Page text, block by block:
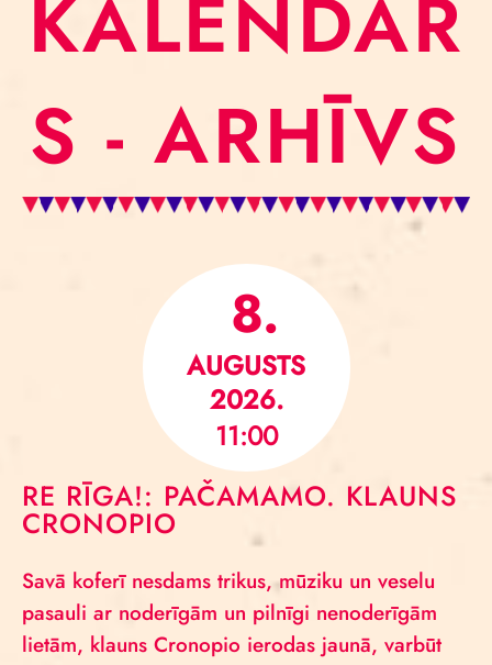
KALENDĀR
S - ARHĪVS
8.
AUGUSTS
2026.
11:00
RE RĪGA!: PAČAMAMO. KLAUNS
CRONOPIO
Savā koferī nesdams trikus, mūziku un veselu
pasauli ar noderīgām un pilnīgi nenoderīgām
lietām, klauns Cronopio ierodas jaunā, varbūt